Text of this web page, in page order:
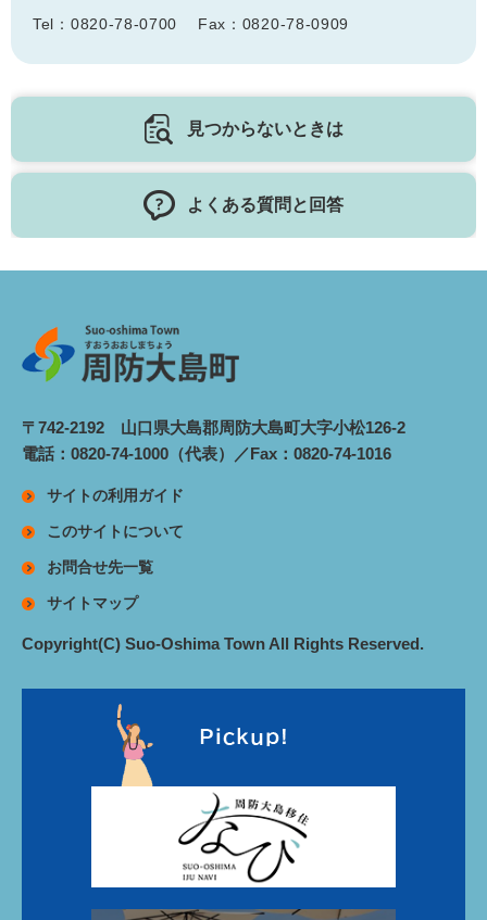
Tel：0820-78-0700
Fax：0820-78-0909
見つからないときは
よくある質問と回答
〒742-2192 山口県大島郡周防大島町大字小松126-2
電話：0820-74-1000（代表）／Fax：0820-74-1016
サイトの利用ガイド
このサイトについて
お問合せ先一覧
サイトマップ
Copyright(C) Suo-Oshima Town All Rights Reserved.